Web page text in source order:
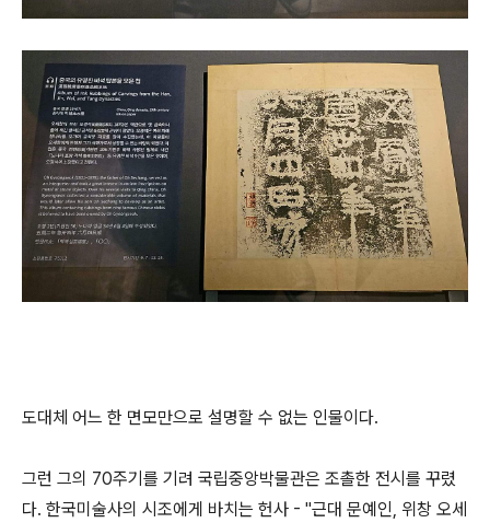
도대체 어느 한 면모만으로 설명할 수 없는 인물이다.
그런 그의 70주기를 기려 국립중앙박물관은 조촐한 전시를 꾸렸
다. 한국미술사의 시조에게 바치는 헌사 - "근대 문예인, 위창 오세